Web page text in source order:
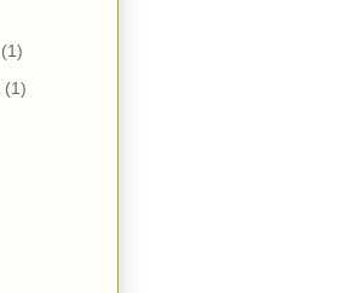
(1)
(1)